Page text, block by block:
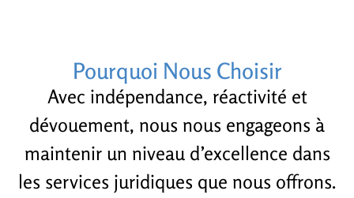
Pourquoi Nous Choisir
Avec indépendance, réactivité et
dévouement, nous nous engageons à
maintenir un niveau d’excellence dans
les services juridiques que nous offrons.